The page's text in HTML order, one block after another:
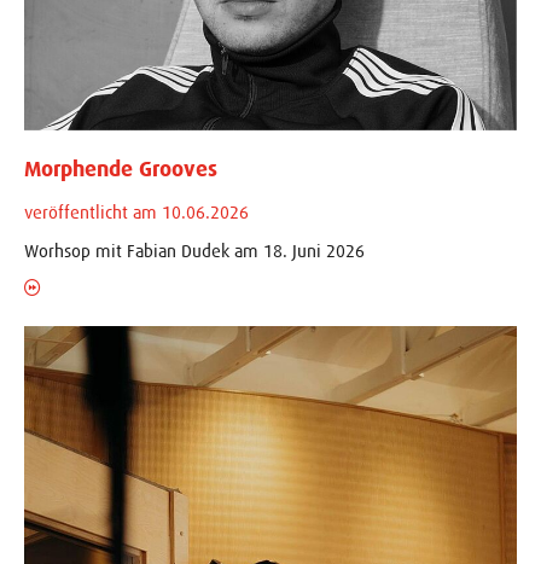
Morphende Grooves
veröffentlicht am 10.06.2026
Worhsop mit Fabian Dudek am 18. Juni 2026